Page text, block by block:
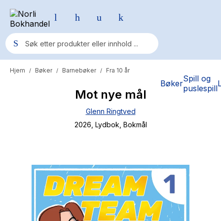
BøkerSpill og
puslespill
Populære søk
Fury Bound - Sable Sorensen
Elizabeth Strout
Hitster
Hypopressiv trening
Hjem / Bøker / Barnebøker / Fra 10 år
Mot nye mål
Glenn Ringtved
2026 , Lydbok , Bokmål